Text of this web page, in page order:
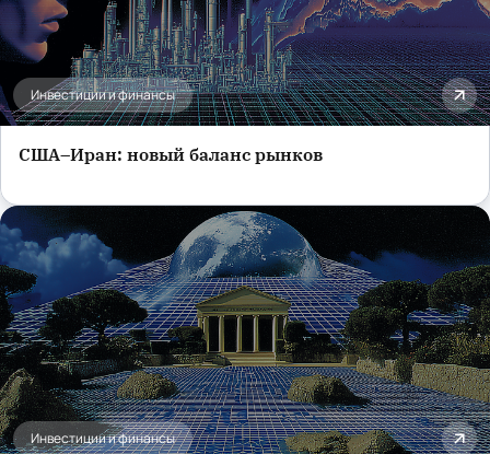
Основы инвестирования
Фондовый рынок
Металлы
Биржи и платформы
Обучение и карьера
Инвестиции и финансы
США–Иран: новый баланс рынков
Инвестиции и финансы